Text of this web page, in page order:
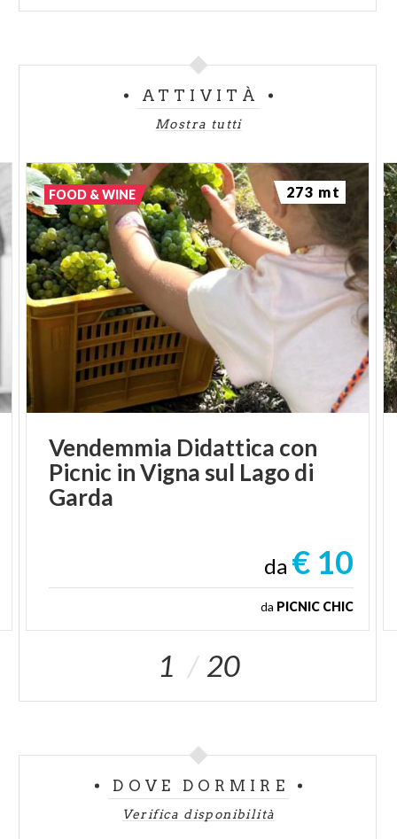
ATTIVITÀ
Mostra tutti
Vendemmia Didattica con
Picnic in Vigna sul Lago di
Garda
da € 10
da PICNIC CHIC
FOOD & WINE 273 mt
1 20
DOVE DORMIRE
Verifica disponibilità